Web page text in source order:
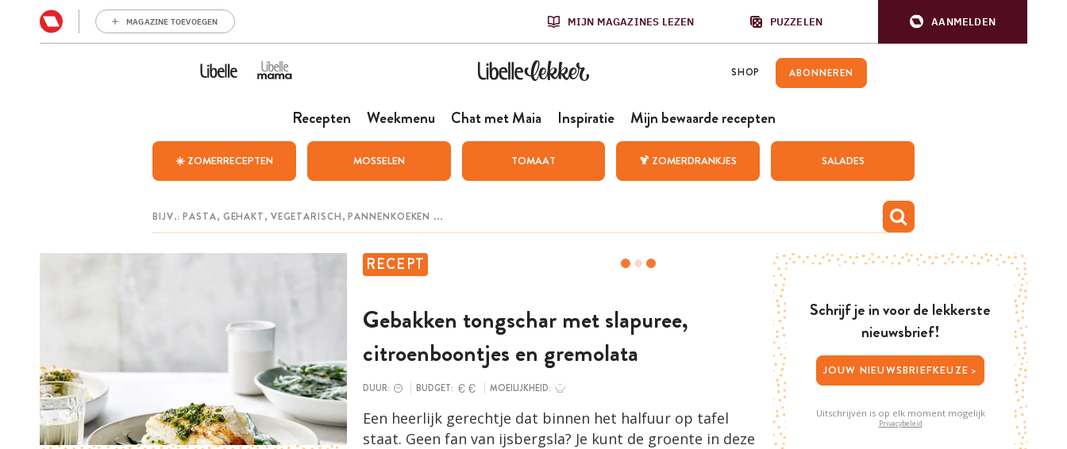
MAGAZINE TOEVOEGEN MIJN MAGAZINES LEZEN PUZZELEN AANMELDEN
SHOP ABONNEREN
Recepten Weekmenu Chat met Maia Inspiratie Mijn bewaarde recepten
☀️ ZOMERRECEPTEN MOSSELEN TOMAAT 🍹 ZOMERDRANKJES SALADES
RECEPT
Gebakken tongschar met slapuree,
citroenboontjes en gremolata
DUUR: BUDGET: MOEILIJKHEID:
Een heerlijk gerechtje dat binnen het halfuur op tafel
staat. Geen fan van ijsbergsla? Je kunt de groente in deze
Schrijf je in voor de lekkerste
nieuwsbrief!
JOUW NIEUWSBRIEFKEUZE >
Uitschrijven is op elk moment mogelijk
Privacybeleid